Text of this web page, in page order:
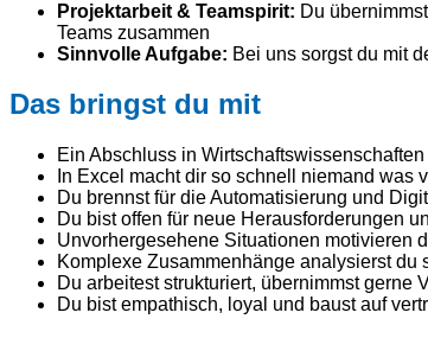
Projektarbeit & Teamspirit: Du
Teams zusammen
Sinnvolle Aufgabe: Bei uns sorgst du mit
Das bringst du mit
Ein Abschluss in
In Excel macht dir so schnell niemand was
Du brennst für die Automatisierung und
Du bist offen für neue Herausforderungen
Unvorhergesehene Situationen motivieren
Komplexe Zusammenhänge analysierst
Du arbeitest strukturiert, übernimmst gerne
Du bist empathisch, loyal und baust auf